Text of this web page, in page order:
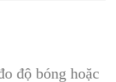
độ bóng hoặc